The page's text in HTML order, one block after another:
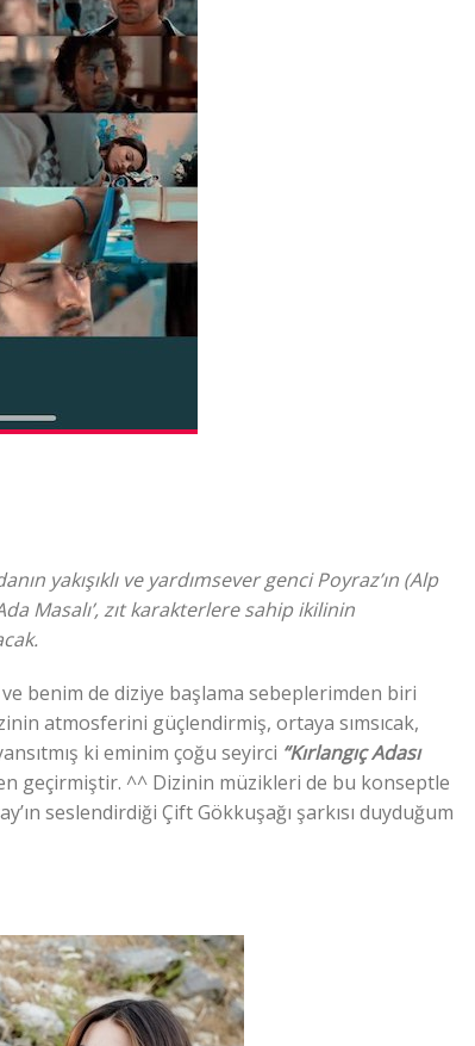
yakışıklı ve yardımsever genci Poyraz’ın (Alp
Masalı’, zıt karakterlere sahip ikilinin
ve benim de diziye başlama sebeplerimden biri
atmosferini güçlendirmiş, ortaya sımsıcak,
ki eminim çoğu seyirci “Kırlangıç Adası
geçirmiştir. ^^ Dizinin müzikleri de bu konseptle
seslendirdiği Çift Gökkuşağı şarkısı duyduğum